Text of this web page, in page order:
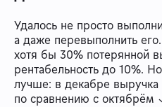
Удалось не просто
а даже перевыполнить
хотя бы 30% потерянной
рентабельность до 10%.
лучше: в декабре
по сравнению с октябрём